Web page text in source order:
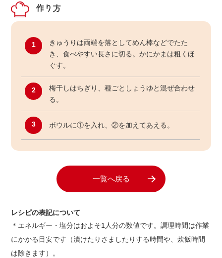
作り方
1
きゅうりは両端を落としてめん棒などでたた
き、食べやすい長さに切る。かにかまは粗くほ
ぐす。
2
梅干しはちぎり、種ごとしょうゆと混ぜ合わせ
る。
3 ボウルに①を入れ、②を加えてあえる。
一覧へ戻る
レシピの表記について
＊エネルギー・塩分はおよそ1人分の数値です。調理時間は作業
にかかる目安です（漬けたりさましたりする時間や、炊飯時間
は除きます）。